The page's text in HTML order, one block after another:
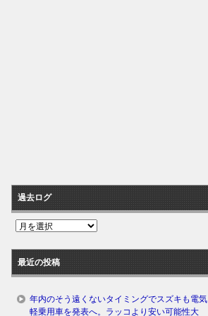
過去ログ
過
ロ
グ
最近の投稿
年内のそう遠くないタイミングでスズキも電気
軽乗用車を発表へ。ラッコより安い可能性大